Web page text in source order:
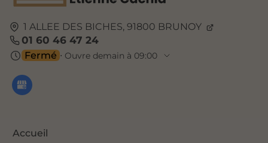
1 ALLEE DES BICHES,91800 BRUNOY
01 60 46 47 24
Fermé ⋅ Ouvre demain à 09:00
Accueil